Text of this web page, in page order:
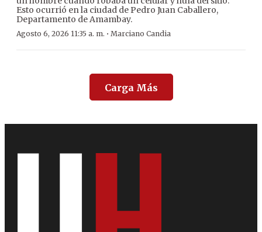
Esto ocurrió en la ciudad de Pedro Juan Caballero,
Departamento de Amambay.
Agosto 6, 2026 11:35 a. m. · Marciano Candia
Carga Más